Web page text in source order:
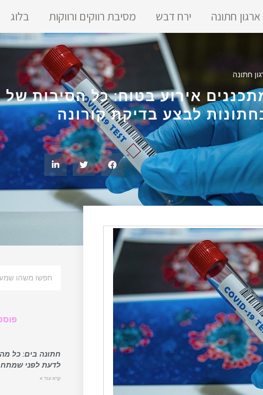
ארגון חתונה ירח דבש מסיבת רווקים ורווקות בלוג
חתונה
אירוע בטוח: כל הסיבות של
לבצע בדיקת קורונה
חתונה בים: כל
לדעת לפני
קרא עוד »